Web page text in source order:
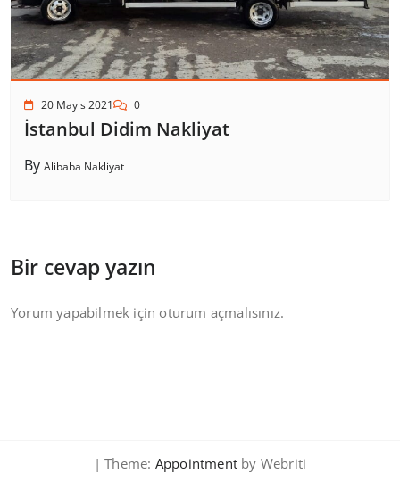
20 Mayıs 2021 0
İstanbul Didim Nakliyat
By Alibaba Nakliyat
Bir cevap yazın
Yorum yapabilmek için oturum açmalısınız.
| Theme: Appointmentby Webriti